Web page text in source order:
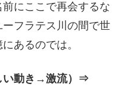
にここで再会するな
フラテス川の間で世
あるのでは。
い動き→激流）⇒